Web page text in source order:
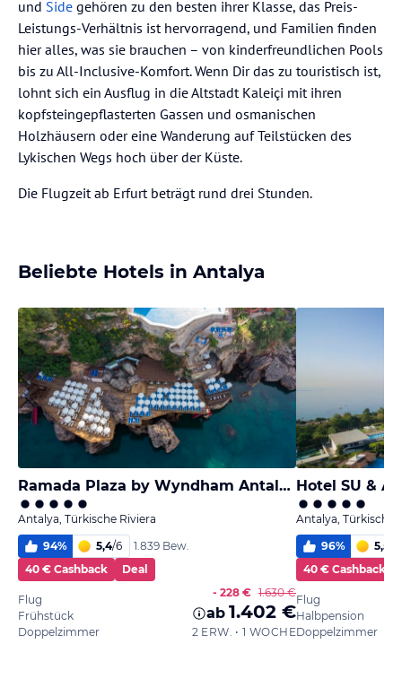
und Side gehören zu den besten ihrer Klasse, das Preis-
Leistungs-Verhältnis ist hervorragend, und Familien finden
hier alles, was sie brauchen – von kinderfreundlichen Pools
bis zu All-Inclusive-Komfort. Wenn Dir das zu touristisch ist,
lohnt sich ein Ausflug in die Altstadt Kaleiçi mit ihren
kopfsteingepflasterten Gassen und osmanischen
Holzhäusern oder eine Wanderung auf Teilstücken des
Lykischen Wegs hoch über der Küste.
Die Flugzeit ab Erfurt beträgt rund drei Stunden.
Beliebte Hotels in Antalya
Ramada Plaza by Wyndham Antalya
Antalya, Türkische Riviera
94% 5,4/6
1.839 Bew.
40 € Cashback
Deal
Flug
Frühstück
Doppelzimmer
- 228 € 1.630 €
ab 1.402 €
2 ERW. • 1 WOCHE
Hotel SU &
Antalya, Türkische
96% 5,5
40 € Cashback
Flug
Halbpension
Doppelzimmer